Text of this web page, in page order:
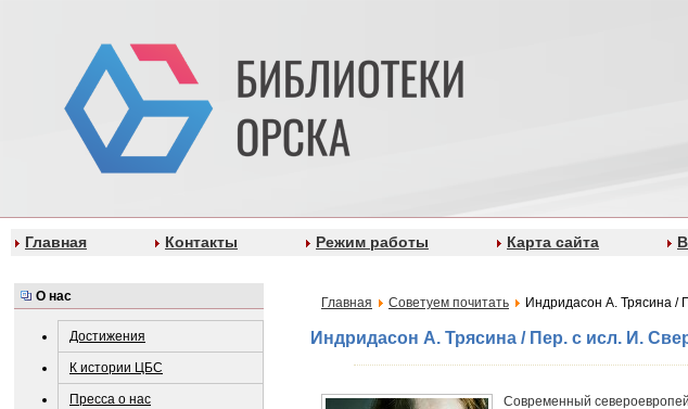
Главная Контакты Режим работы Карта сайта
О нас
Достижения
К истории ЦБС
Пресса о нас
Главная Советуем почитать Индридасон А. Трясина /
Индридасон А. Трясина / Пер. с исл. И.
Современный